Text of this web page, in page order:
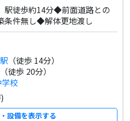
駅徒歩約14分◆前面道路との
条件無し◆解体更地渡し
（徒歩 14分）
（徒歩 20分）
校
設備を表示する